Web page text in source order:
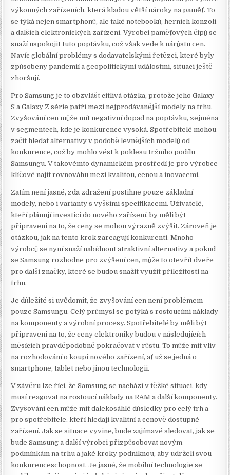
výkonných zařízeních, která kladou větší nároky na paměť. To
se týká nejen smartphonů, ale také notebooků, herních konzolí
a dalších elektronických zařízení. Výrobci paměťových čipů se
snaží uspokojit tuto poptávku, což však vede k nárůstu cen.
Navíc globální problémy s dodavatelskými řetězci, které byly
způsobeny pandemií a geopolitickými událostmi, situaci ještě
zhoršují.
Pro Samsung je to obzvlášť citlivá otázka, protože jeho Galaxy
S a Galaxy Z série patří mezi nejprodávanější modely na trhu.
Zvyšování cen může mít negativní dopad na poptávku, zejména
v segmentech, kde je konkurence vysoká. Spotřebitelé mohou
začít hledat alternativy v podobě levnějších modelů od
konkurence, což by mohlo vést k poklesu tržního podílu
Samsungu. V takovémto dynamickém prostředí je pro výrobce
klíčové najít rovnováhu mezi kvalitou, cenou a inovacemi.
Zatím není jasné, zda zdražení postihne pouze základní
modely, nebo i varianty s vyššími specifikacemi. Uživatelé,
kteří plánují investici do nového zařízení, by měli být
připraveni na to, že ceny se mohou výrazně zvýšit. Zároveň je
otázkou, jak na tento krok zareagují konkurenti. Mnoho
výrobců se nyní snaží nabídnout atraktivní alternativy a pokud
se Samsung rozhodne pro zvýšení cen, může to otevřít dveře
pro další značky, které se budou snažit využít příležitosti na
trhu.
Je důležité si uvědomit, že zvyšování cen není problémem
pouze Samsungu. Celý průmysl se potýká s rostoucími náklady
na komponenty a výrobní procesy. Spotřebitelé by měli být
připraveni na to, že ceny elektroniky budou v následujících
měsících pravděpodobně pokračovat v růstu. To může mít vliv
na rozhodování o koupi nového zařízení, ať už se jedná o
smartphone, tablet nebo jinou technologii.
V závěru lze říci, že Samsung se nachází v těžké situaci, kdy
musí reagovat na rostoucí náklady na RAM a další komponenty.
Zvyšování cen může mít dalekosáhlé důsledky pro celý trh a
pro spotřebitele, kteří hledají kvalitní a cenově dostupné
zařízení. Jak se situace vyvine, bude zajímavé sledovat, jak se
bude Samsung a další výrobci přizpůsobovat novým
podmínkám na trhu a jaké kroky podniknou, aby udrželi svou
konkurenceschopnost. Je jasné, že mobilní technologie se